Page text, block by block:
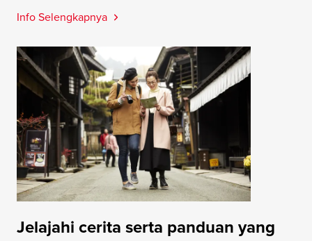
Info Selengkapnya
Jelajahi cerita serta panduan yang